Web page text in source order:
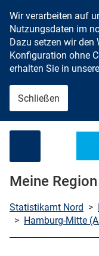
Wir verarbeiten auf
Nutzungsdaten im
Dazu setzen wir
Konfiguration ohne
erhalten Sie in
Schließen
Meine Region
Statistikamt Nord >
> Hamburg-Mitte